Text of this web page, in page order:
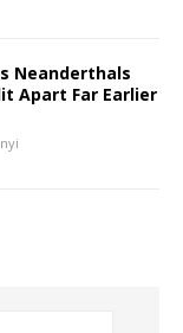
Neanderthals
Apart Far Earlier